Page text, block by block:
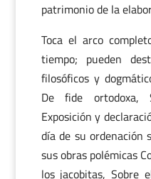
patrimonio de la
Toca el arco
tiempo; pueden
filosóficos y
De fide ortodoxa,
Exposición y
día de su ordenación
sus obras polémicas
los jacobitas, Sobre